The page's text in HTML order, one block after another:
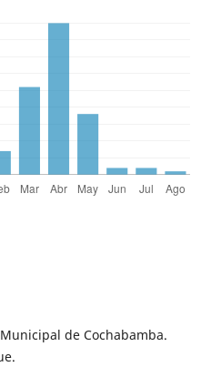
de Cochabamba.